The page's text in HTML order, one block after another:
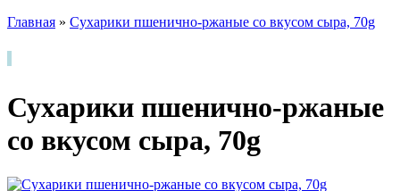
Главная » Сухарики пшенично-ржаные со вкусом сыра, 70g
Сухарики пшенично-ржаные
со вкусом сыра, 70g